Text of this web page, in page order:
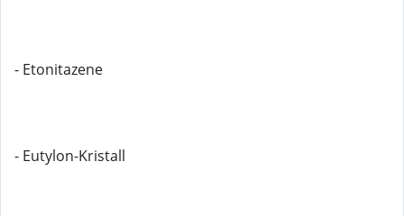
- Etonitazene
- Eutylon-Kristall